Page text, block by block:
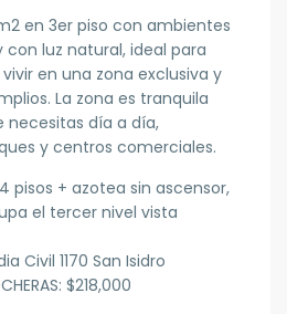
en 3er piso con ambientes
con luz natural, ideal para
en una zona exclusiva y
La zona es tranquila
necesitas día a día,
y centros comerciales.
pisos + azotea sin ascensor,
el tercer nivel vista
Civil 1170 San Isidro
$218,000